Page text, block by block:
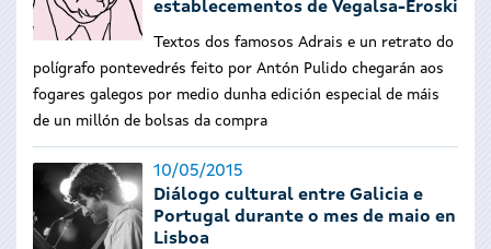
establecementos de Vegalsa-Eroski
Textos dos famosos Adrais e un retrato do
polígrafo pontevedrés feito por Antón Pulido chegarán aos
fogares galegos por medio dunha edición especial de máis
de un millón de bolsas da compra
10/05/2015
Diálogo cultural entre Galicia e
Portugal durante o mes de maio en
Lisboa